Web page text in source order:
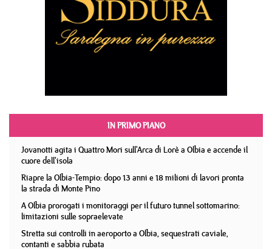
IN PRIMO PIANO
Jovanotti agita i Quattro Mori sull'Arca di Lorè a Olbia e accende il
cuore dell'isola
Riapre la Olbia-Tempio: dopo 13 anni e 18 milioni di lavori pronta
la strada di Monte Pino
A Olbia prorogati i monitoraggi per il futuro tunnel sottomarino:
limitazioni sulle sopraelevate
Stretta sui controlli in aeroporto a Olbia, sequestrati caviale,
contanti e sabbia rubata